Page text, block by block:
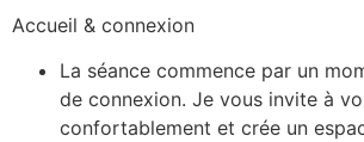
Accueil & connexion
La séance commence par un
de connexion. Je vous invite à
confortablement et crée un